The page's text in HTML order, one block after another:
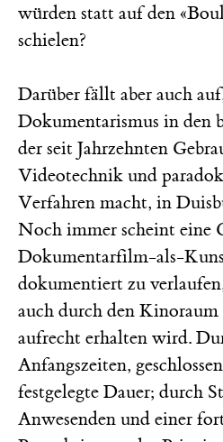
würden statt auf den
schielen?
Darüber fällt aber auch
Dokumentarismus in den
der seit Jahrzehnten
Videotechnik und
Verfahren macht, in
Noch immer scheint eine
Dokumentarfilm-als-
dokumentiert zu
auch durch den
aufrecht erhalten wird.
Anfangszeiten,
festgelegte Dauer; durch
Anwesenden und einer